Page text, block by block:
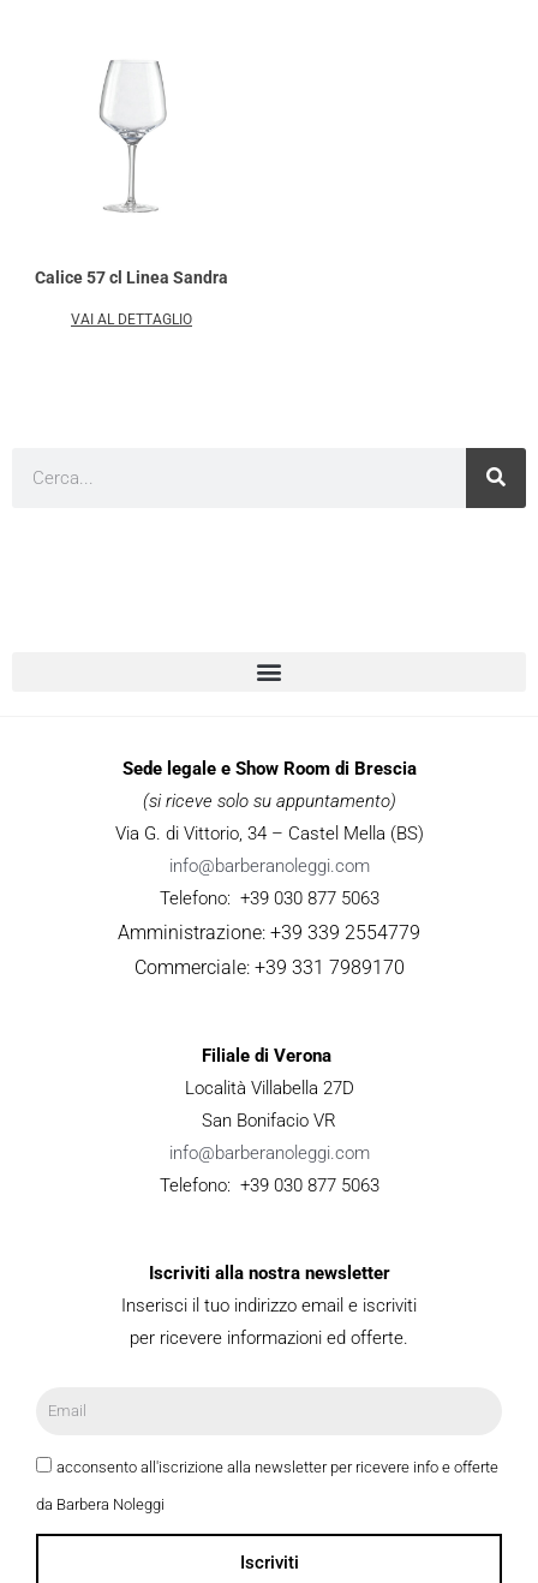
Calice 57 cl Linea Sandra
VAI AL DETTAGLIO
Sede legale e Show Room di Brescia
(si riceve solo su appuntamento)
Via G. di Vittorio, 34 – Castel Mella (BS)
info@barberanoleggi.com
Telefono: +39 030 877 5063
Amministrazione: +39 339 2554779
Commerciale: +39 331 7989170
Filiale di Verona
Località Villabella 27D
San Bonifacio VR
info@barberanoleggi.com
Telefono: +39 030 877 5063
Iscriviti alla nostra newsletter
Inserisci il tuo indirizzo email e iscriviti
per ricevere informazioni ed offerte.
acconsento all'iscrizione alla newsletter per ricevere info e offerte
da Barbera Noleggi
Iscriviti